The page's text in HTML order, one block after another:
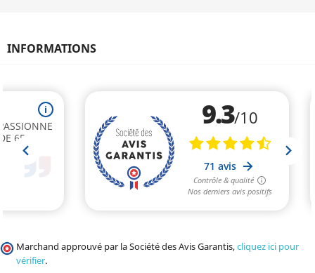
INFORMATIONS
Marchand approuvé par la Société des Avis Garantis,cliquez ici pour
vérifier.